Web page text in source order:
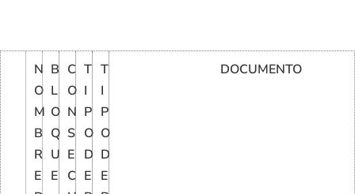
N
O
M
B
R
E
B
L
O
Q
U
E
C
O
N
S
E
C
T
I
P
O
D
E
T
I
P
O
D
E
DOCUMENTO